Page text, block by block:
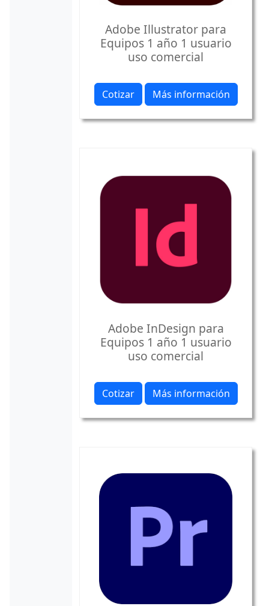
Adobe Illustrator para
Equipos 1 año 1 usuario
uso comercial
Cotizar Más información
Adobe InDesign para
Equipos 1 año 1 usuario
uso comercial
Cotizar Más información